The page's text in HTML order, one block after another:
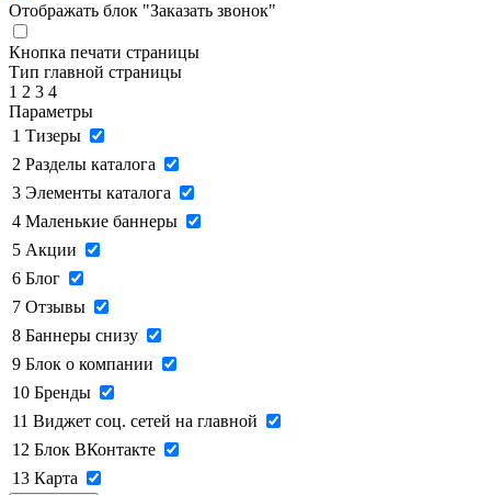
Отображать блок "Заказать звонок"
Кнопка печати страницы
Тип главной страницы
1 2 3 4
Параметры
1 Тизеры
2 Разделы каталога
3 Элементы каталога
4 Маленькие баннеры
5 Акции
6 Блог
7 Отзывы
8 Баннеры снизу
9 Блок о компании
10 Бренды
11 Виджет соц. сетей на главной
12 Блок ВКонтакте
13 Карта